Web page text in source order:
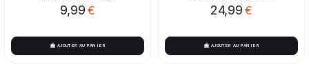
9,99 €
AJOUTER AU PANIER
24,99 €
AJOUTER AU PANIER